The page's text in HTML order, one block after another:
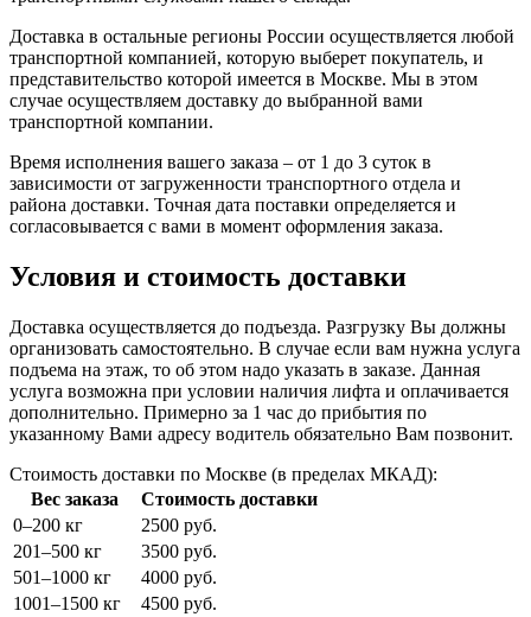
Доставка в остальные регионы России осуществляется любой
транспортной компанией, которую выберет покупатель, и
представительство которой имеется в Москве. Мы в этом
случае осуществляем доставку до выбранной вами
транспортной компании.
Время исполнения вашего заказа – от 1 до 3 суток в
зависимости от загруженности транспортного отдела и
района доставки. Точная дата поставки определяется и
согласовывается с вами в момент оформления заказа.
Условия и стоимость доставки
Доставка осуществляется до подъезда. Разгрузку Вы должны
организовать самостоятельно. В случае если вам нужна услуга
подъема на этаж, то об этом надо указать в заказе. Данная
услуга возможна при условии наличия лифта и оплачивается
дополнительно. Примерно за 1 час до прибытия по
указанному Вами адресу водитель обязательно Вам позвонит.
Стоимость доставки по Москве (в пределах МКАД):
Вес заказа
Стоимость доставки
0–200 кг
2500 руб.
201–500 кг
3500 руб.
501–1000 кг
4000 руб.
1001–1500 кг
4500 руб.